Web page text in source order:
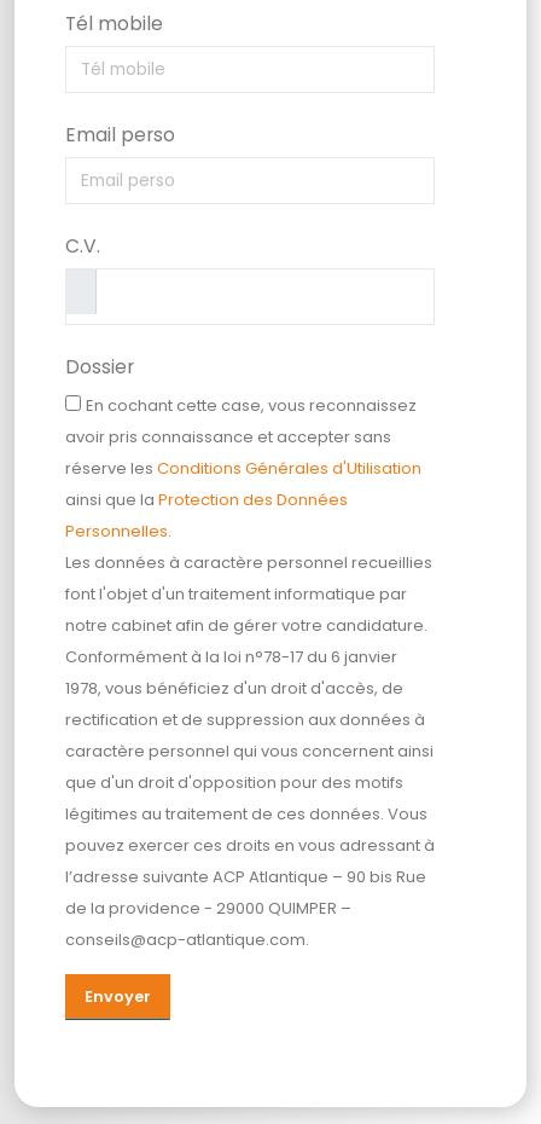
Tél mobile
Email perso
C.V.
Dossier
En cochant cette case, vous reconnaissez
avoir pris connaissance et accepter sans
réserve les Conditions Générales d'Utilisation
ainsi que la Protection des Données
Personnelles.
Les données à caractère personnel recueillies
font l'objet d'un traitement informatique par
notre cabinet afin de gérer votre candidature.
Conformément à la loi n°78-17 du 6 janvier
1978, vous bénéficiez d'un droit d'accès, de
rectification et de suppression aux données à
caractère personnel qui vous concernent ainsi
que d'un droit d'opposition pour des motifs
légitimes au traitement de ces données. Vous
pouvez exercer ces droits en vous adressant à
l’adresse suivante ACP Atlantique – 90 bis Rue
de la providence - 29000 QUIMPER –
conseils@acp-atlantique.com.
Envoyer